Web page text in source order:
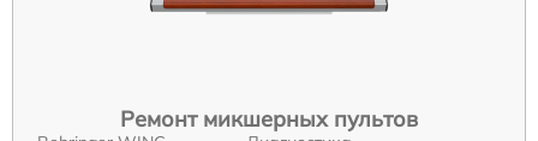
Ремонт микшерных пультов